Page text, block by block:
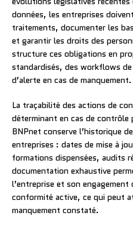
données, les entreprises
traitements, documenter les
et garantir les droits des
structure ces obligations en
standardisés, des workflows
d’alerte en cas de manquement.
La traçabilité des actions de
déterminant en cas de
BNPnet conserve l’historique
entreprises : dates de mise à
formations dispensées, audits
documentation exhaustive
l’entreprise et son engagement
conformité active, ce qui peut
manquement constaté.